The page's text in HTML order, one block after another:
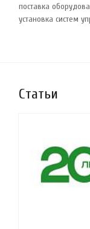
поставка
установка систем
Статьи